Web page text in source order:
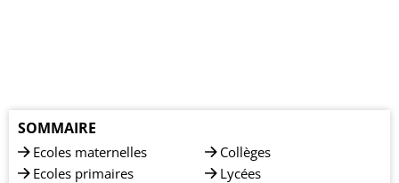
SOMMAIRE
Ecoles maternelles
Ecoles primaires
Collèges
Lycées